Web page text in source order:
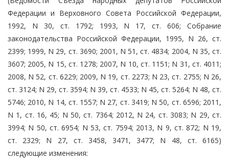
Федерации и Верховного Совета Российской Федерации,
1992, N 30, ст. 1792; 1993, N 17, ст. 606; Собрание
законодательства Российской Федерации, 1995, N 26, ст.
2399; 1999, N 29, ст. 3690; 2001, N 51, ст. 4834; 2004, N 35, ст.
3607; 2005, N 15, ст. 1278; 2007, N 10, ст. 1151; N 31, ст. 4011;
2008, N 52, ст. 6229; 2009, N 19, ст. 2273; N 23, ст. 2755; N 26,
ст. 3124; N 29, ст. 3594; N 39, ст. 4533; N 45, ст. 5264; N 48, ст.
5746; 2010, N 14, ст. 1557; N 27, ст. 3419; N 50, ст. 6596; 2011,
N 1, ст. 16, 45; N 50, ст. 7364; 2012, N 24, ст. 3083; N 29, ст.
3994; N 50, ст. 6954; N 53, ст. 7594; 2013, N 9, ст. 872; N 19,
ст. 2329; N 27, ст. 3458, 3471, 3477; N 48, ст. 6165)
следующие изменения: